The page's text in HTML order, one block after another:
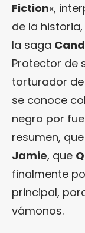
Fiction«,
de la historia,
la saga
Protector de
torturador
se conoce
negro por
resumen,
Jamie, que
finalmente
principal,
vámonos.